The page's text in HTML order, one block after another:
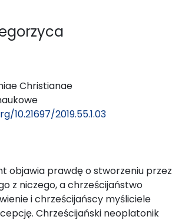
Christianae
10.21697/2019.55.1.03
objawia prawdę o stworzeniu przez
z niczego, a chrześcijaństwo
i chrześcijańscy myśliciele
Chrześcijański neoplatonik